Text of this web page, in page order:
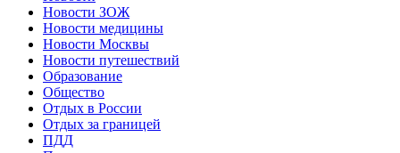
Новости ЗОЖ
Новости медицины
Новости Москвы
Новости путешествий
Образование
Общество
Отдых в России
Отдых за границей
ПДД